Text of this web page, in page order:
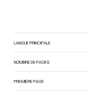
LANGUE PRINCIPALE
NOMBRE DE PAGES
PREMIÈRE PAGE